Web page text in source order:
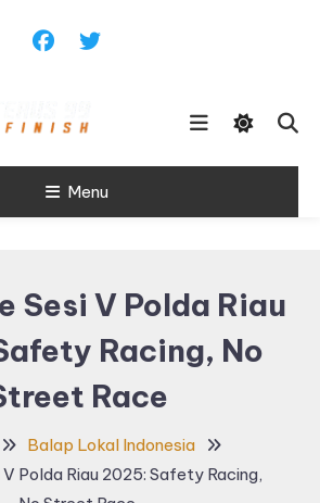
Menu
Sesi V Polda Riau
Racing, No
Race
Balap Lokal Indonesia
V Polda Riau 2025: Safety Racing,